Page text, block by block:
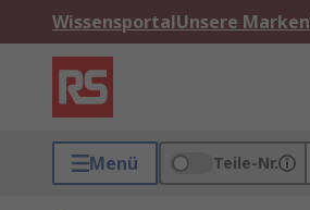
WissensportalUnsere Marken
Menü Teile-Nr.